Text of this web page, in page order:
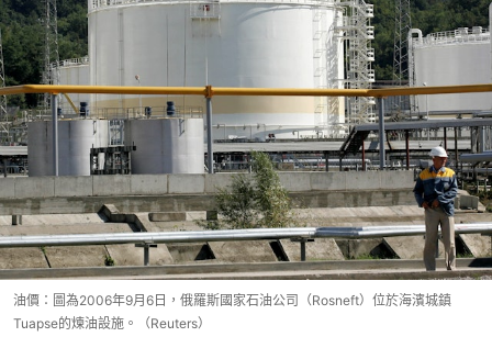
油價：圖為2006年9月6日，俄羅斯國家石油公司（Rosneft）位於海濱城鎮
Tuapse的煉油設施。（Reuters）